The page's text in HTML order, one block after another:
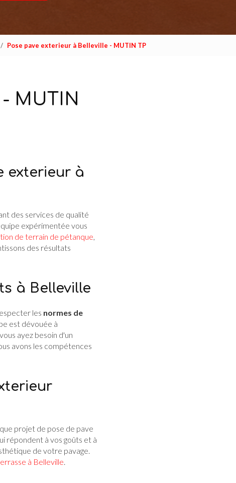
Pose pave exterieur à Belleville - MUTIN TP
MUTIN
exterieur à
des services de qualité
expérimentée vous
de terrain de pétanque,
des résultats
à Belleville
les normes de
est dévouée à
ayez besoin d'un
avons les compétences
projet de pose de pave
répondent à vos goûts et à
de votre pavage.
à Belleville.